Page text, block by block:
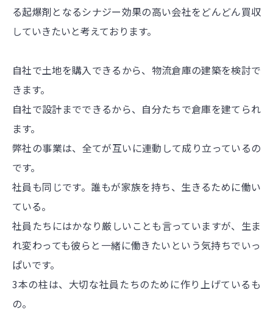
る起爆剤となるシナジー効果の高い会社をどんどん買収
していきたいと考えております。
自社で土地を購入できるから、物流倉庫の建築を検討で
きます。
自社で設計までできるから、自分たちで倉庫を建てられ
ます。
弊社の事業は、全てが互いに連動して成り立っているの
です。
社員も同じです。誰もが家族を持ち、生きるために働い
ている。
社員たちにはかなり厳しいことも言っていますが、生ま
れ変わっても彼らと一緒に働きたいという気持ちでいっ
ぱいです。
3本の柱は、大切な社員たちのために作り上げているも
の。